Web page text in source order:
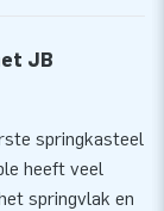
JB
springkasteel
heeft veel
springvlak en